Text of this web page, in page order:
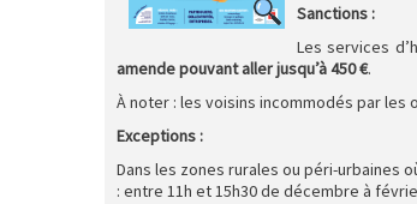
Sanctions :
Les services
amende pouvant aller jusqu’à 450 €.
À noter : les voisins incommodés par les
Exceptions :
Dans les zones rurales ou péri-urbaines
: entre 11h et 15h30 de décembre à